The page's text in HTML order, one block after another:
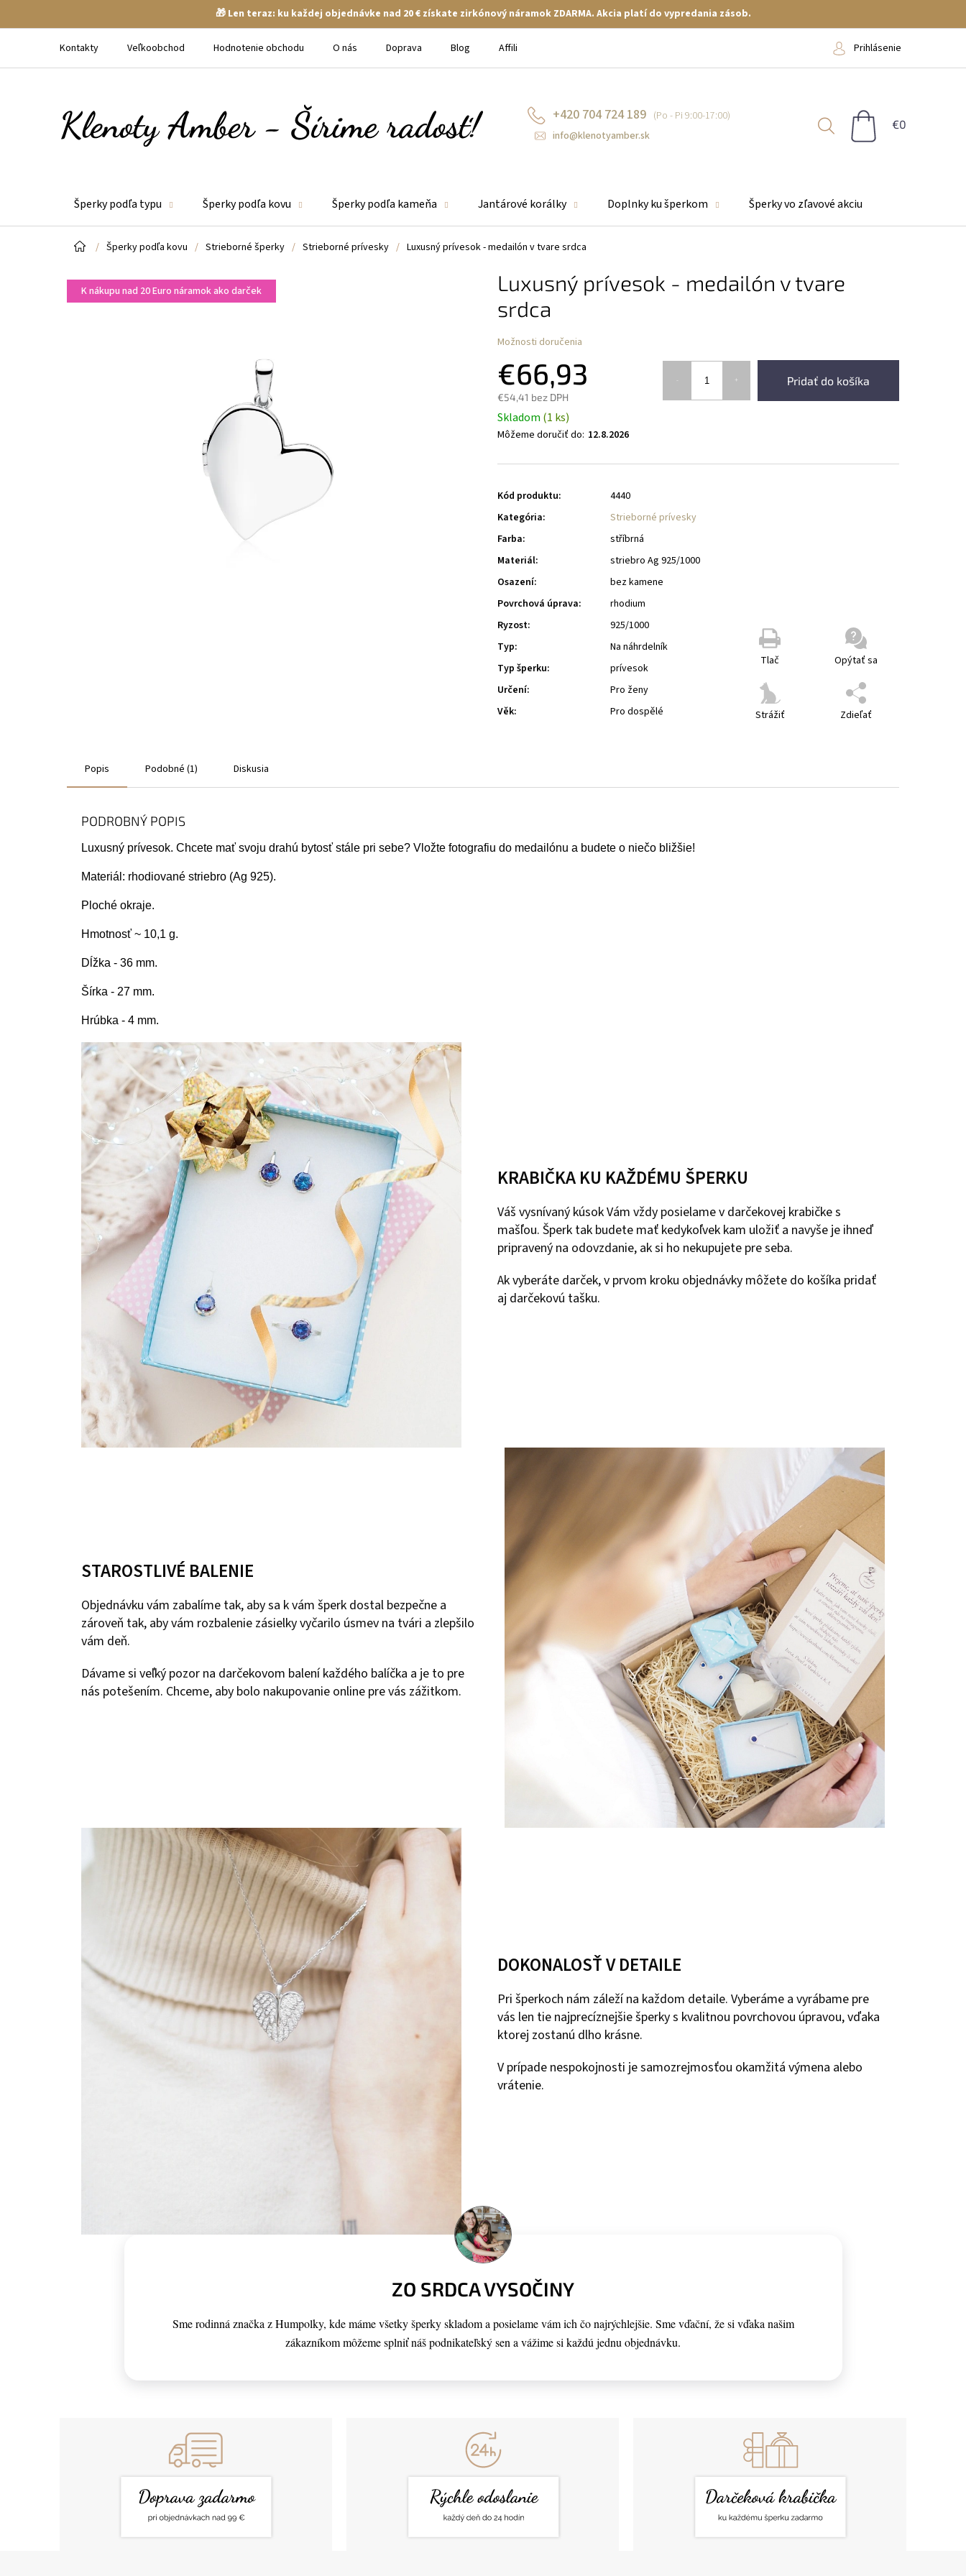
🎁 Len teraz: ku každej objednávke nad 20 € získate zirkónový náramok ZDARMA. Akcia platí do vypredania zásob.
Kontakty Veľkoobchod Hodnotenie obchodu O nás Doprava Blog Affiliate Prihlásenie
+420 704 724 189
info@klenotyamber.sk
NÁKUPNÝ
Šperky podľa typu Šperky podľa kovu Šperky podľa kameňa Jantárové korálky Doplnky ku šperkom Šperky vo zľavové akciu
Domov
/ Šperky podľa kovu / Strieborné šperky / Strieborné prívesky / Luxusný prívesok - medailón v tvare srdca
K nákupu nad 20 Euro náramok ako darček
Luxusný prívesok - medailón v tvare
srdca
€66,93
€54,41 bez DPH
Pridať do košíka
Skladom (1 ks)
Môžeme doručiť do: 12.8.2026
Možnosti doručenia
Tlač Opýtať sa
Strážiť Zdieľať
Kód produktu:
4440
Kategória:
Strieborné prívesky
Farba:
stříbrná
Materiál:
striebro Ag 925/1000
Osazení:
bez kamene
Povrchová úprava:
rhodium
Ryzost:
925/1000
Typ:
Na náhrdelník
Typ šperku:
prívesok
Určení:
Pro ženy
Věk: Pro dospělé
Popis Podobné (1) Diskusia
PODROBNÝ POPIS
Luxusný prívesok. Chcete mať svoju drahú bytosť stále pri sebe? Vložte fotografiu do medailónu a budete o niečo bližšie!
Materiál: rhodiované striebro (Ag 925).
Ploché okraje.
Hmotnosť ~ 10,1 g.
Dĺžka - 36 mm.
Šírka - 27 mm.
Hrúbka - 4 mm.
KRABIČKA KU KAŽDÉMU ŠPERKU
Váš vysnívaný kúsok Vám vždy posielame v darčekovej krabičke s
mašľou. Šperk tak budete mať kedykoľvek kam uložiť a navyše je ihneď
pripravený na odovzdanie, ak si ho nekupujete pre seba.
Ak vyberáte darček, v prvom kroku objednávky môžete do košíka pridať
aj darčekovú tašku.
STAROSTLIVÉ BALENIE
Objednávku vám zabalíme tak, aby sa k vám šperk dostal bezpečne a
zároveň tak, aby vám rozbalenie zásielky vyčarilo úsmev na tvári a zlepšilo
vám deň.
Dávame si veľký pozor na darčekovom balení každého balíčka a je to pre
nás potešením. Chceme, aby bolo nakupovanie online pre vás zážitkom.
DOKONALOSŤ V DETAILE
Pri šperkoch nám záleží na každom detaile. Vyberáme a vyrábame pre
vás len tie najprecíznejšie šperky s kvalitnou povrchovou úpravou, vďaka
ktorej zostanú dlho krásne.
V prípade nespokojnosti je samozrejmosťou okamžitá výmena alebo
vrátenie.
ZO SRDCA VYSOČINY
Sme rodinná značka z Humpolky, kde máme všetky šperky skladom a posielame vám ich čo najrýchlejšie. Sme vďační, že si vďaka našim
zákazníkom môžeme splniť náš podnikateľský sen a vážime si každú jednu objednávku.